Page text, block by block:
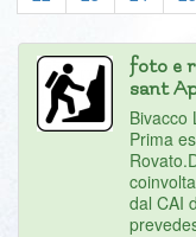
foto e
sant
Bivacco
Prima
dal CAI